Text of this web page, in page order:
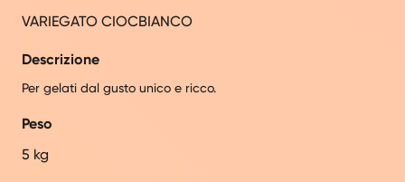
VARIEGATO CIOCBIANCO
Descrizione
Per gelati dal gusto unico e ricco.
Peso
5 kg